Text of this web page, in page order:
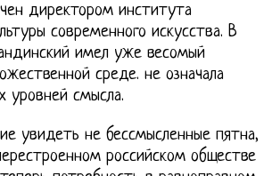
директором института
современного искусства. В
имел уже весомый
среде. не означала
уровней смысла.
увидеть не бессмысленные пятна,
российском обществе